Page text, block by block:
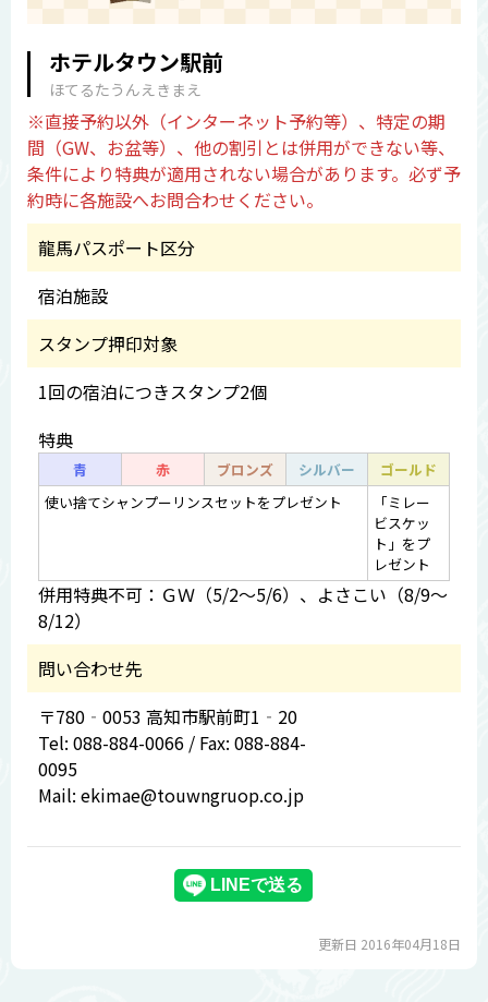
ホテルタウン駅前
ほてるたうんえきまえ
※直接予約以外（インターネット予約等）、特定の期
間（GW、お盆等）、他の割引とは併用ができない等、
条件により特典が適用されない場合があります。必ず予
約時に各施設へお問合わせください。
龍馬パスポート区分
宿泊施設
スタンプ押印対象
1回の宿泊につきスタンプ2個
特典
青 赤 ブロンズ シルバー
ゴールド
使い捨てシャンプーリンスセットをプレゼント
「ミレー
ビスケッ
ト」をプ
レゼント
併用特典不可：ＧＷ（5/2～5/6）、よさこい（8/9～
8/12）
問い合わせ先
〒780‐0053 高知市駅前町1‐20
Tel: 088-884-0066 / Fax: 088-884-
0095
Mail: ekimae@touwngruop.co.jp
更新日 2016年04月18日